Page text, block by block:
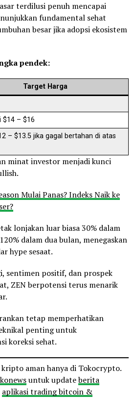
terdilusi penuh mencapai
fundamental sehat
besar jika adopsi ekosistem
pendek:
Target Harga
$14 – $16
– $13.5 jika gagal bertahan di atas
minat investor menjadi kunci
Mulai Panas? Indeks Naik ke
lonjakan luar biasa 30% dalam
dalam dua bulan, menegaskan
hype sesaat.
sentimen positif, dan prospek
ZEN berpotensi terus menarik
tetap memperhatikan
penting untuk
koreksi sehat.
aman hanya di Tokocrypto.
untuk updateberita
aplikasi trading bitcoin &